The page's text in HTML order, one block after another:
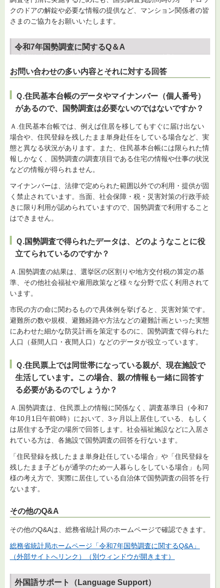
クのドアの解錠や必要な情報の提供など、マンション関係者の皆
さまのご協力をお願いいたします。
令和7年国勢調査に関するQ＆A
お問い合わせの多い内容とそれに対する回答
Ｑ.住民基本台帳のデータやマイナンバー（個人番号）
があるので、国勢調査は必要ないのではないですか？
Ａ.住民基本台帳では、例えば住居を移してもすぐに届け出ない
場合や、住民登録を残したまま単身赴任をしている場合など、実
態と異なる状況があります。また、住民基本台帳には限られた情
報しかなく、国勢調査の調査項目である住宅の情報や仕事の状況
などの情報が得られません。
マイナンバーは、法律で定められた範囲以外での利用・提供が固
く禁止されています。当面、社会保障・税・災害対策の行政手続
きに限り利用が認められていますので、国勢調査で利用すること
はできません。
Ｑ.国勢調査で得られたデータは、どのようなことに役
立てられているのですか？
Ａ.国勢調査の結果は、選挙区の区割りや地方交付税の算定の基
準、その他社会福祉や雇用政策など様々な分野で広く利用されて
います。
市民の方の命に関わるもので具体例を挙げると、災害対策です。
避難所の数や規模、避難経路や方法などの避難計画といった実態
にあわせた細かな防災計画を策定するのに、国勢調査で得られた
人口（昼間人口・夜間人口）などのデータが役立っています。
Ｑ.住民票上では同世帯になっている親が、現在施設で
生活しています。この場合、親の情報も一緒に回答す
る必要があるのでしょうか？
Ａ.国勢調査は、住民票上の情報に関係なく、調査基準日（令和7
年10月1日午前0時）において、3ヶ月以上居住している、もしく
は居住する予定の場所で回答します。社会福祉施設などに入居さ
れている方は、各施設で国勢調査の回答を行ないます。
「住民登録を残したまま単身赴任している場合」や「住民登録を
残したまま子どもが通学のため一人暮らしをしている場合」も同
様の考え方で、実際に居住している自治体で国勢調査の回答を行
ないます。
その他のQ&A
その他のQ&Aは、総務省統計局のホームページで確認できます。
総務省統計局ホームページ「令和7年国勢調査に関するQ&A」
（外部サイトへリンク）（別ウィンドウが開きます）
外国語サポート（Language Support）